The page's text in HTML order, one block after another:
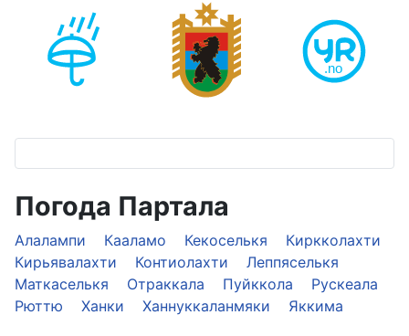
Погода Партала
Алалампи Кааламо Кекоселькя
Киркколахти
Кирьявалахти
Контиолахти
Леппяселькя
Маткаселькя
Отраккала Пуйккола
Рускеала
Рюттю
Ханки Ханнуккаланмяки Яккима